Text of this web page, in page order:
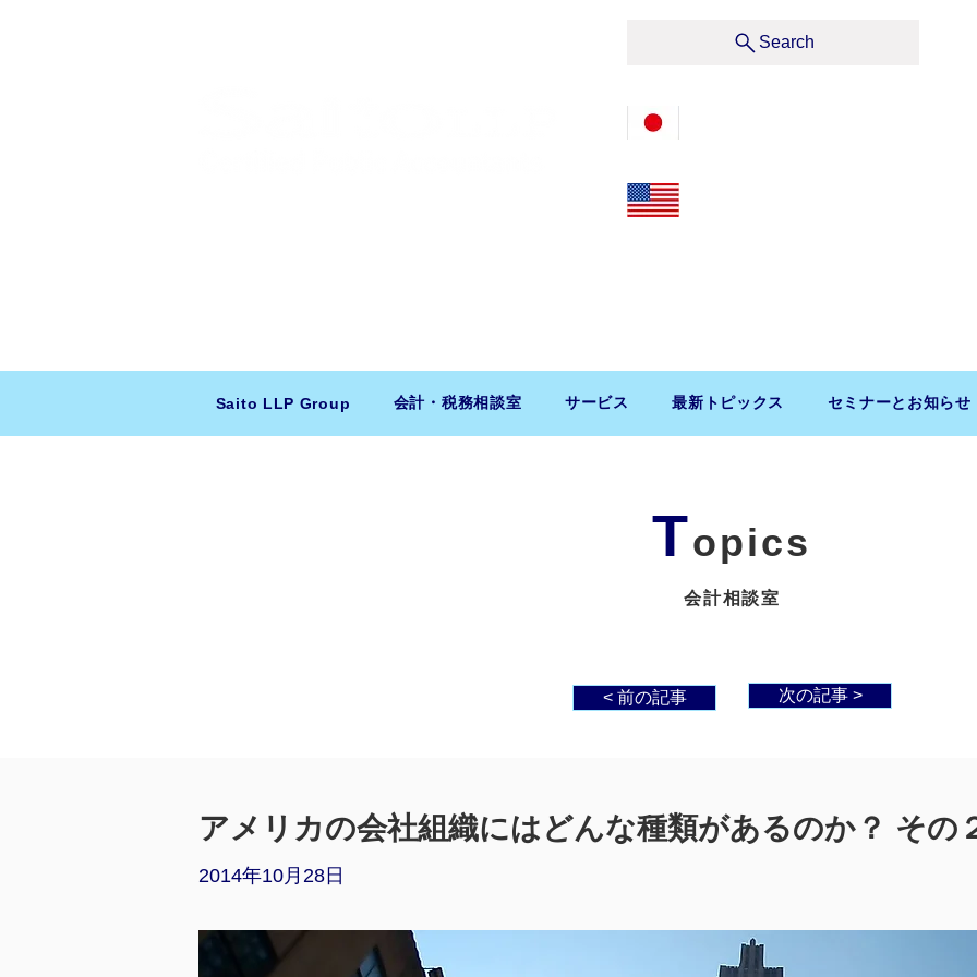
Search
Saito LLP Group 会計・税務相談室 サービス 最新トピックス セミナーとお知らせ
Topics
会計相談室
< 前の記事 次の記事 >
アメリカの会社組織にはどんな種類があるのか？ その
2014年10月28日